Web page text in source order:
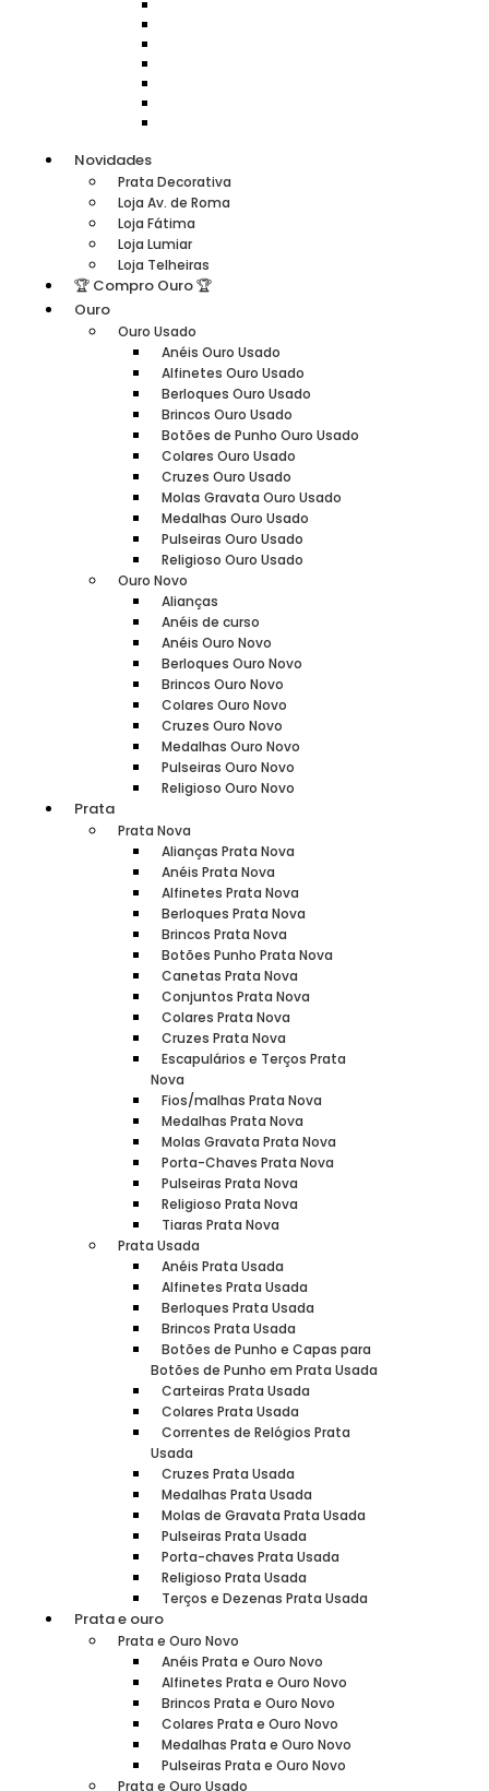
Novidades
Prata Decorativa
Loja Av. de Roma
Loja Fátima
Loja Lumiar
Loja Telheiras
🏆 Compro Ouro 🏆
Ouro
Ouro Usado
Anéis Ouro Usado
Alfinetes Ouro Usado
Berloques Ouro Usado
Brincos Ouro Usado
Botões de Punho Ouro Usado
Colares Ouro Usado
Cruzes Ouro Usado
Molas Gravata Ouro Usado
Medalhas Ouro Usado
Pulseiras Ouro Usado
Religioso Ouro Usado
Ouro Novo
Alianças
Anéis de curso
Anéis Ouro Novo
Berloques Ouro Novo
Brincos Ouro Novo
Colares Ouro Novo
Cruzes Ouro Novo
Medalhas Ouro Novo
Pulseiras Ouro Novo
Religioso Ouro Novo
Prata
Prata Nova
Alianças Prata Nova
Anéis Prata Nova
Alfinetes Prata Nova
Berloques Prata Nova
Brincos Prata Nova
Botões Punho Prata Nova
Canetas Prata Nova
Conjuntos Prata Nova
Colares Prata Nova
Cruzes Prata Nova
Escapulários e Terços Prata
Nova
Fios/malhas Prata Nova
Medalhas Prata Nova
Molas Gravata Prata Nova
Porta-Chaves Prata Nova
Pulseiras Prata Nova
Religioso Prata Nova
Tiaras Prata Nova
Prata Usada
Anéis Prata Usada
Alfinetes Prata Usada
Berloques Prata Usada
Brincos Prata Usada
Botões de Punho e Capas para
Botões de Punho em Prata Usada
Carteiras Prata Usada
Colares Prata Usada
Correntes de Relógios Prata
Usada
Cruzes Prata Usada
Medalhas Prata Usada
Molas de Gravata Prata Usada
Pulseiras Prata Usada
Porta-chaves Prata Usada
Religioso Prata Usada
Terços e Dezenas Prata Usada
Prata e ouro
Prata e Ouro Novo
Anéis Prata e Ouro Novo
Alfinetes Prata e Ouro Novo
Brincos Prata e Ouro Novo
Colares Prata e Ouro Novo
Medalhas Prata e Ouro Novo
Pulseiras Prata e Ouro Novo
Prata e Ouro Usado